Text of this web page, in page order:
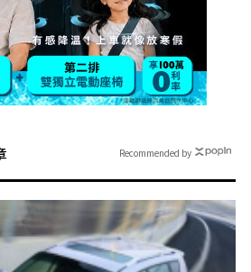
Recommended by